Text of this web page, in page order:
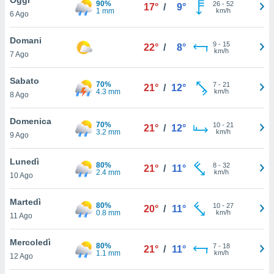
è
al sito
di
ci
di
il
un
la
nella
6 Ago
90%
1 mm
17° / 9° 26- 52
km/h
Domani
7 Ago
22° / 8° 9- 15
km/h
Sabato
8 Ago
70%
4.3 mm
21° / 12° 7- 21
km/h
Domenica
9 Ago
70%
3.2 mm
21° / 12° 10- 21
km/h
Lunedì
10 Ago
80%
2.4 mm
21° / 11° 8- 32
km/h
Martedì
11 Ago
80%
0.8 mm
20° / 11° 10- 27
km/h
Mercoledì
12 Ago
80%
1.1 mm
21° / 11° 7- 18
km/h